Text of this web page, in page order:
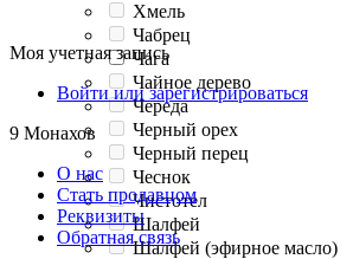
Хмель
Чабрец
Чага
Чайное дерево
Череда
Черный орех
Черный перец
Чеснок
Чистотел
Шалфей
Шалфей (эфирное масло)
Моя учетная запись
Войти или зарегистрироваться
9 Монахов
О нас
Стать продавцом
Реквизиты
Обратная связь